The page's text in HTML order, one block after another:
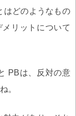
はどのようなもの
リットについて
PBは、反対の意
。